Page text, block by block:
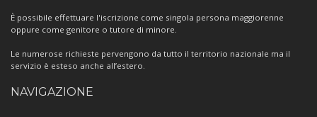
È possibile effettuare l'iscrizione come singola persona maggiorenne
oppure come genitore o tutore di minore.
Le numerose richieste pervengono da tutto il territorio nazionale ma il
servizio è esteso anche all’estero.
NAVIGAZIONE